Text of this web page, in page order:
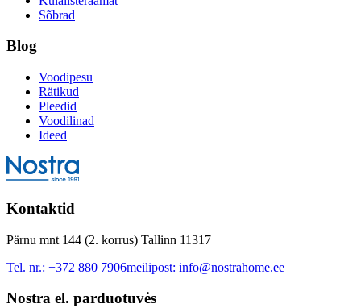
Sõbrad
Blog
Voodipesu
Rätikud
Pleedid
Voodilinad
Ideed
Kontaktid
Pärnu mnt 144 (2. korrus) Tallinn 11317
Tel. nr.: +372 880 7906meilipost: info@nostrahome.ee
Nostra el. parduotuvės